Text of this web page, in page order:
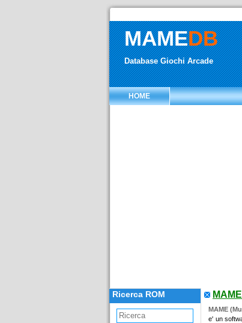
MAMEDB
Database Giochi Arcade
HOME
Ricerca ROM
MAME
e' un